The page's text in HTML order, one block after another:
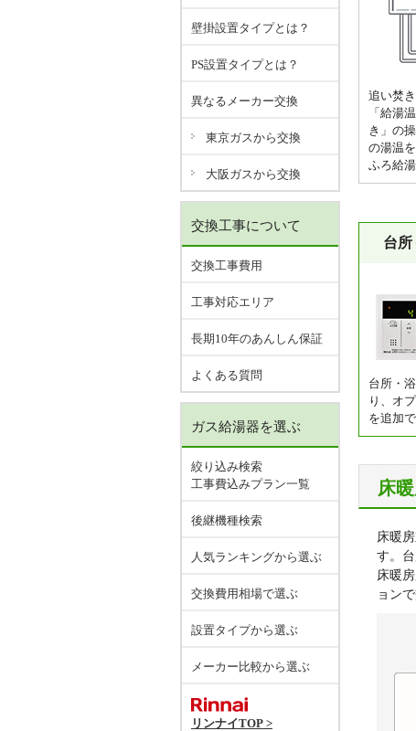
追い焚
「給湯
き」の
の湯温
ふろ給
台所
台所・
り、オ
を追加で
床
床暖
す。
床暖
ョン
壁掛設置タイプとは？
PS設置タイプとは？
異なるメーカー交換
東京ガスから交換
大阪ガスから交換
交換工事について
交換工事費用
工事対応エリア
長期10年のあんしん保証
よくある質問
ガス給湯器を選ぶ
絞り込み検索
工事費込みプラン一覧
後継機種検索
人気ランキングから選ぶ
交換費用相場で選ぶ
設置タイプから選ぶ
メーカー比較から選ぶ
リンナイTOP >